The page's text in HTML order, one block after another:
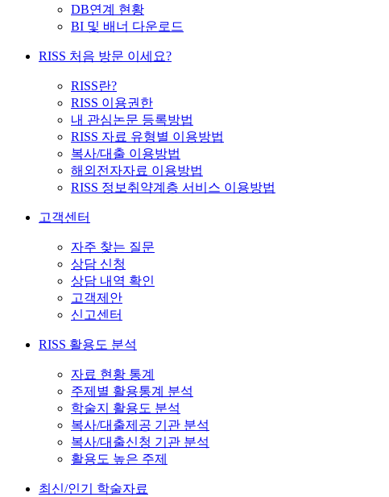
DB연계 현황
BI 및 배너 다운로드
RISS 처음 방문 이세요?
RISS란?
RISS 이용권한
내 관심논문 등록방법
RISS 자료 유형별 이용방법
복사/대출 이용방법
해외전자자료 이용방법
RISS 정보취약계층 서비스 이용방법
고객센터
자주 찾는 질문
상담 신청
상담 내역 확인
고객제안
신고센터
RISS 활용도 분석
자료 현황 통계
주제별 활용통계 분석
학술지 활용도 분석
복사/대출제공 기관 분석
복사/대출신청 기관 분석
활용도 높은 주제
최신/인기 학술자료